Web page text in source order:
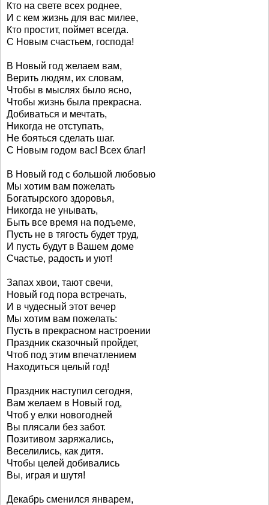
Кто на свете всех роднее,
И с кем жизнь для вас милее,
Кто простит, поймет всегда.
С Новым счастьем, господа!
В Новый год желаем вам,
Верить людям, их словам,
Чтобы в мыслях было ясно,
Чтобы жизнь была прекрасна.
Добиваться и мечтать,
Никогда не отступать,
Не бояться сделать шаг.
С Новым годом вас! Всех благ!
В Новый год с большой любовью
Мы хотим вам пожелать
Богатырского здоровья,
Никогда не унывать,
Быть все время на подъеме,
Пусть не в тягость будет труд,
И пусть будут в Вашем доме
Счастье, радость и уют!
Запах хвои, тают свечи,
Новый год пора встречать,
И в чудесный этот вечер
Мы хотим вам пожелать:
Пусть в прекрасном настроении
Праздник сказочный пройдет,
Чтоб под этим впечатлением
Находиться целый год!
Праздник наступил сегодня,
Вам желаем в Новый год,
Чтоб у елки новогодней
Вы плясали без забот.
Позитивом заряжались,
Веселились, как дитя.
Чтобы целей добивались
Вы, играя и шутя!
Декабрь сменился январем,